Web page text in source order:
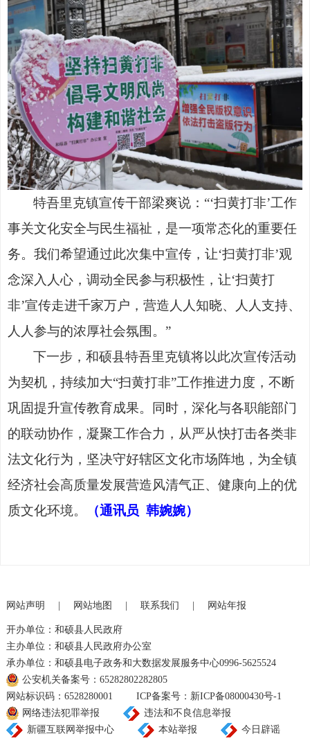
特吾里克镇宣传干部梁爽说： “‘扫黄打非’工作
事关文化安全与民生福祉，是一项常态化的重要任
务。我们希望通过此次集中宣传，让‘扫黄打非’观
念深入人心，调动全民参与积极性，让‘扫黄打
非’宣传走进千家万户，营造人人知晓、人人支持、
人人参与的浓厚社会氛围。”
下一步，和硕县特吾里克镇将以此次宣传活动
为契机，持续加大“扫黄打非”工作推进力度，不断
巩固提升宣传教育成果。同时，深化与各职能部门
的联动协作，凝聚工作合力，从严从快打击各类非
法文化行为，坚决守好辖区文化市场阵地，为全镇
经济社会高质量发展营造风清气正、健康向上的优
质文化环境。
（通讯员 韩婉婉）
网站声明 网站地图 联系我们 网站年报
开办单位：和硕县人民政府
主办单位：和硕县人民政府办公室
承办单位：和硕县电子政务和大数据发展服务中心0996-5625524
公安机关备案号：65282802282805
网站标识码：6528280001
ICP备案号：新ICP备08000430号-1
网络违法犯罪举报
违法和不良信息举报
新疆互联网举报中心
本站举报 今日辟谣